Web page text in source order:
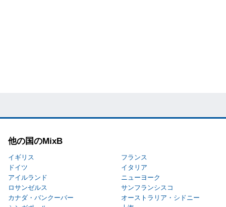
他の国のMixB
イギリス
フランス
ドイツ
イタリア
アイルランド
ニューヨーク
ロサンゼルス
サンフランシスコ
カナダ・バンクーバー
オーストラリア・シドニー